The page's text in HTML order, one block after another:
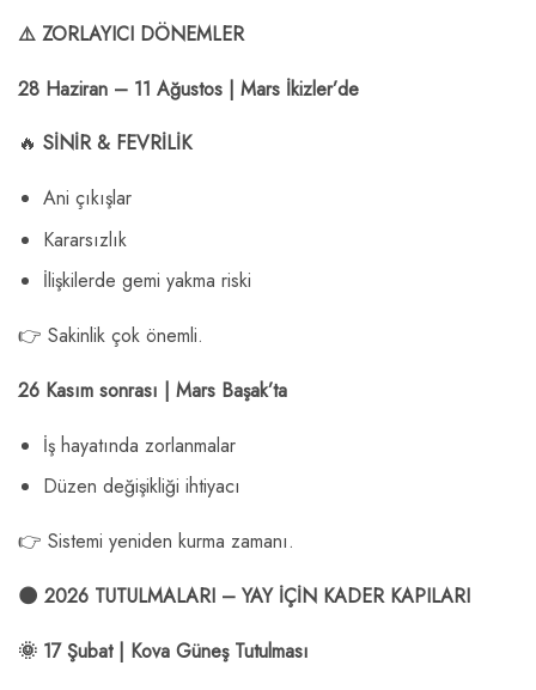
⚠️ ZORLAYICI DÖNEMLER
28 Haziran – 11 Ağustos | Mars İkizler’de
🔥 SİNİR & FEVRİLİK
Ani çıkışlar
Kararsızlık
İlişkilerde gemi yakma riski
👉 Sakinlik çok önemli.
26 Kasım sonrası | Mars Başak’ta
İş hayatında zorlanmalar
Düzen değişikliği ihtiyacı
👉 Sistemi yeniden kurma zamanı.
🌑 2026 TUTULMALARI – YAY İÇİN KADER KAPILARI
🌞 17 Şubat | Kova Güneş Tutulması